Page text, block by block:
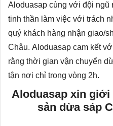
Aloduasap cùng với đội ngũ
tinh thần làm việc với trách
quý khách hàng nhận giao/
Châu. Aloduasap cam kết
rằng thời gian vận chuyển
tận nơi chỉ trong vòng 2h.
Aloduasap xin giới
sản dừa sáp